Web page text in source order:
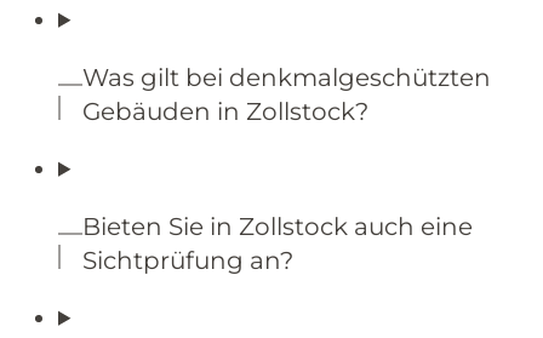
Was gilt bei denkmalgeschützten
Gebäuden in Zollstock?
Bieten Sie in Zollstock auch eine
Sichtprüfung an?